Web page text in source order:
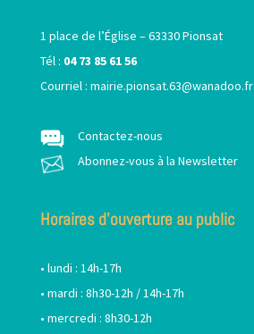
1 place de l’Église – 63330 Pionsat
Tél : 04 73 85 61 56
Courriel : mairie.pionsat.63@wanadoo.fr
Contactez-nous
Abonnez-vous à la Newsletter
Horaires d’ouverture au public
• lundi : 14h-17h
• mardi : 8h30-12h / 14h-17h
• mercredi : 8h30-12h